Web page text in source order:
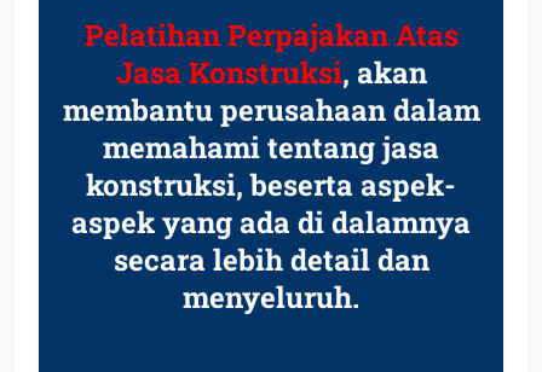
Pelatihan Perpajakan Atas
Jasa Konstruksi, akan
membantu perusahaan dalam
memahami tentang jasa
konstruksi, beserta aspek-
aspek yang ada di dalamnya
secara lebih detail dan
menyeluruh.